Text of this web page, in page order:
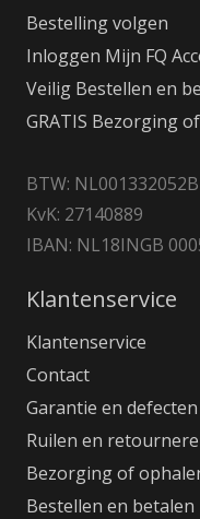
Bestelling volgen
Inloggen Mijn FQ
Veilig Bestellen en
GRATIS Bezorging
BTW:
KvK: 27140889
IBAN: NL18INGB
Klantenservice
Klantenservice
Contact
Garantie en defecten
Ruilen en
Bezorging of
Bestellen en betalen